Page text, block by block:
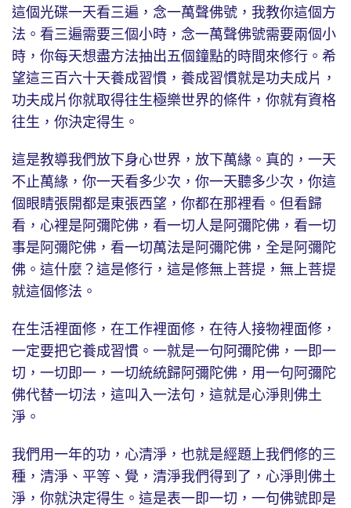
這個光碟一天看三遍，念一萬聲佛號，我教你這個方
法。看三遍需要三個小時，念一萬聲佛號需要兩個小
時，你每天想盡方法抽出五個鐘點的時間來修行。希
望這三百六十天養成習慣，養成習慣就是功夫成片，
功夫成片你就取得往生極樂世界的條件，你就有資格
往生，你決定得生。
這是教導我們放下身心世界，放下萬緣。真的，一天
不止萬緣，你一天看多少次，你一天聽多少次，你這
個眼睛張開都是東張西望，你都在那裡看。但看歸
看，心裡是阿彌陀佛，看一切人是阿彌陀佛，看一切
事是阿彌陀佛，看一切萬法是阿彌陀佛，全是阿彌陀
佛。這什麼？這是修行，這是修無上菩提，無上菩提
就這個修法。
在生活裡面修，在工作裡面修，在待人接物裡面修，
一定要把它養成習慣。一就是一句阿彌陀佛，一即一
切，一切即一，一切統統歸阿彌陀佛，用一句阿彌陀
佛代替一切法，這叫入一法句，這就是心淨則佛土
淨。
我們用一年的功，心清淨，也就是經題上我們修的三
種，清淨、平等、覺，清淨我們得到了，心淨則佛土
淨，你就決定得生。這是表一即一切，一句佛號即是